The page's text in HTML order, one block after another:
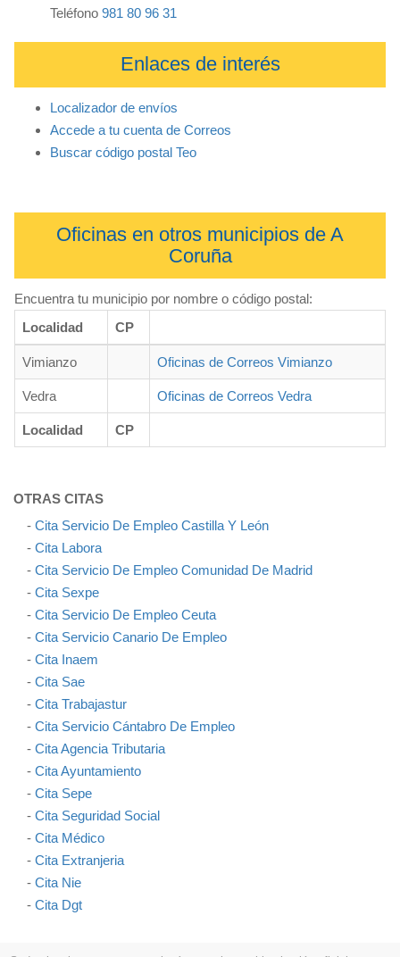
Teléfono 981 80 96 31
Enlaces de interés
Localizador de envíos
Accede a tu cuenta de Correos
Buscar código postal Teo
Oficinas en otros municipios de A
Coruña
Encuentra tu municipio por nombre o código postal:
Localidad
CP
Vimianzo Oficinas de Correos Vimianzo
Vedra Oficinas de Correos Vedra
Localidad CP
OTRAS CITAS
- Cita Servicio De Empleo Castilla Y León
- Cita Labora
- Cita Servicio De Empleo Comunidad De Madrid
- Cita Sexpe
- Cita Servicio De Empleo Ceuta
- Cita Servicio Canario De Empleo
- Cita Inaem
- Cita Sae
- Cita Trabajastur
- Cita Servicio Cántabro De Empleo
- Cita Agencia Tributaria
- Cita Ayuntamiento
- Cita Sepe
- Cita Seguridad Social
- Cita Médico
- Cita Extranjeria
- Cita Nie
- Cita Dgt